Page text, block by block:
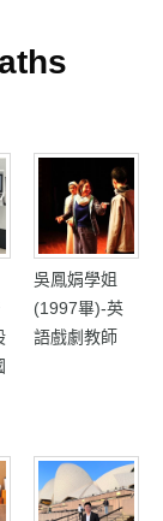
吳鳳娟學姐
(1997畢)-英
語戲劇教師